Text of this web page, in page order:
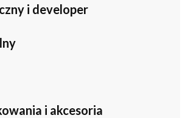
i developer
i akcesoria